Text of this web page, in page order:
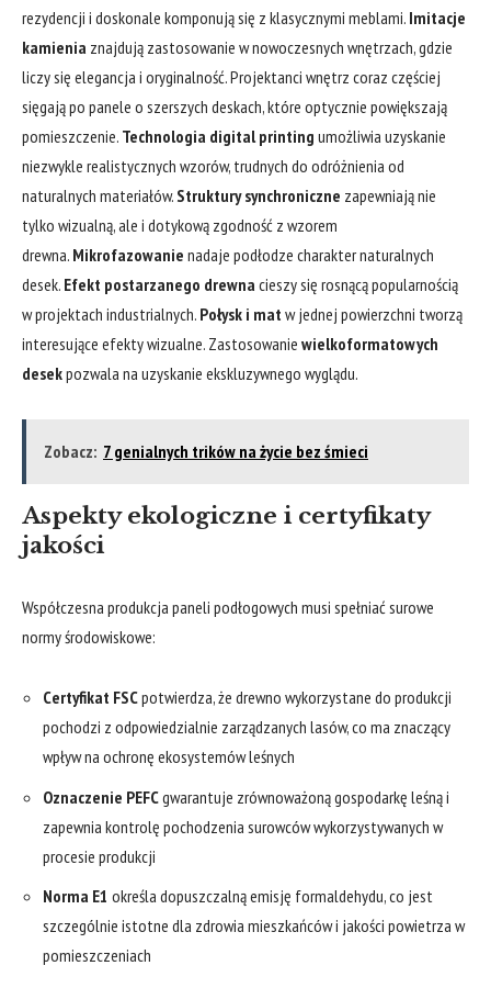
rezydencji i doskonale komponują się z klasycznymi meblami. Imitacje
kamienia znajdują zastosowanie w nowoczesnych wnętrzach, gdzie
liczy się elegancja i oryginalność. Projektanci wnętrz coraz częściej
sięgają po panele o szerszych deskach, które optycznie powiększają
pomieszczenie. Technologia digital printing umożliwia uzyskanie
niezwykle realistycznych wzorów, trudnych do odróżnienia od
naturalnych materiałów. Struktury synchroniczne zapewniają nie
tylko wizualną, ale i dotykową zgodność z wzorem
drewna. Mikrofazowanie nadaje podłodze charakter naturalnych
desek. Efekt postarzanego drewna cieszy się rosnącą popularnością
w projektach industrialnych. Połysk i mat w jednej powierzchni tworzą
interesujące efekty wizualne. Zastosowanie wielkoformatowych
desekpozwala na uzyskanie ekskluzywnego wyglądu.
Zobacz: 7 genialnych trików na życie bez śmieci
Aspekty ekologiczne i certyfikaty
jakości
Współczesna produkcja paneli podłogowych musi spełniać surowe
normy środowiskowe:
Certyfikat FSCpotwierdza, że drewno wykorzystane do produkcji
pochodzi z odpowiedzialnie zarządzanych lasów, co ma znaczący
wpływ na ochronę ekosystemów leśnych
Oznaczenie PEFCgwarantuje zrównoważoną gospodarkę leśną i
zapewnia kontrolę pochodzenia surowców wykorzystywanych w
procesie produkcji
Norma E1 określa dopuszczalną emisję formaldehydu, co jest
szczególnie istotne dla zdrowia mieszkańców i jakości powietrza w
pomieszczeniach